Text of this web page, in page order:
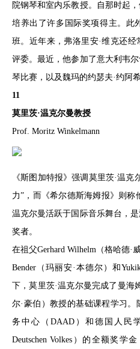
院钢琴和室内乐教授。自那时起
培养出了许多国际奖项得主。此
班。近年来，弗洛里安·维克还
评委。最近，他参加了意大利韦
琴比赛，以及魏玛的约瑟夫·约阿希
11
莫里茨·温克尔曼教授
Prof. Moritz Winkelmann
《斯图加特报》强调莫里茨·温
力”，而《希尔德斯海姆报》则称
温克尔曼活跃于国际音乐舞台，
奖者。
在祖父Gerhard Wilhelm（格哈德·
Bender（玛丽安·本德尔）和
下，莫里茨·温克尔曼完成了曼海
尔·豪伯）教授的基础课程学习
务中心（DAAD）和德国人民
Deutschen Volkes）的全额奖学